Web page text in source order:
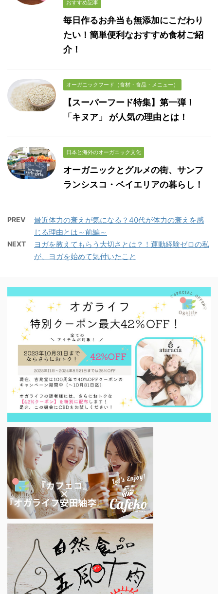
おすすめ記事
毎日作るお弁当も無添加にこだわり
たい！簡単便利なおすすめ食材ご紹
介！
オーガニックフード（食材・食品・メニュー）
【スーパーフード特集】第一弾！
「キヌア」 が人気の理由とは！
日本と海外のオーガニック文化
オーガニックとグルメの街、サンフ
ランシスコ・ベイエリアの暮らし！
PREV
最近体力の衰えが気になる？40代が体力の衰えを感
じる理由とは～前編～
NEXT
ヨガを教えてもらう大切さとは？！運動経験ゼロの私
が、ヨガを始めて気付いたこと